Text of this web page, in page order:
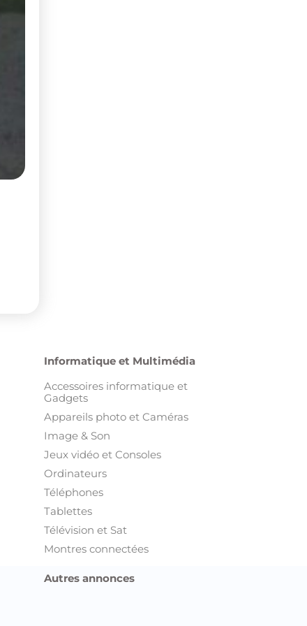
Informatique et Multimédia
Accessoires informatique et
Gadgets
Appareils photo et Caméras
Image & Son
Jeux vidéo et Consoles
Ordinateurs
Téléphones
Tablettes
Télévision et Sat
Montres connectées
Autres annonces